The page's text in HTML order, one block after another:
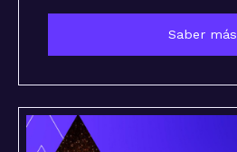
Saber más